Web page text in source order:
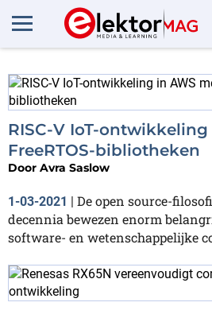
Meer over
RISC-V IoT-
FreeRTOS-bibliotheken
Door Avra Saslow
1-03-2021 | De open source-
decennia bewezen enorm
software- en wetenschappelijke